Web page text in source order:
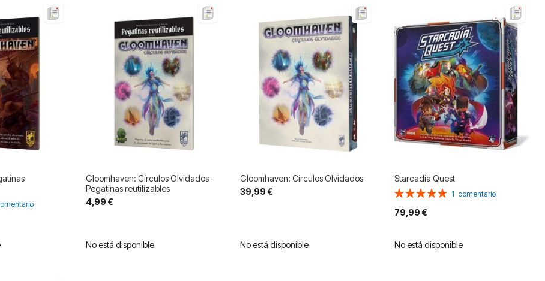
Gloomhaven: Círculos Olvidados -
Pegatinas reutilizables
4,99 €
No está disponible
Gloomhaven: Círculos Olvidados
39,99 €
No está disponible
Starcadia Quest
Valoración:
1 comentario
79,99 €
No está disponible